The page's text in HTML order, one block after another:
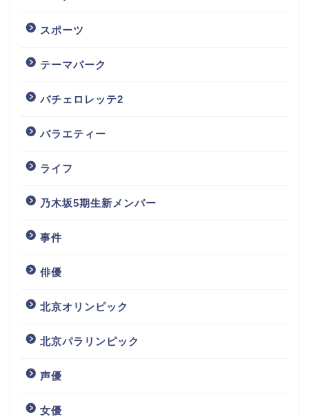
スポーツ
テーマパーク
バチェロレッテ2
バラエティー
ライフ
乃木坂5期生新メンバー
事件
俳優
北京オリンピック
北京パラリンピック
声優
女優